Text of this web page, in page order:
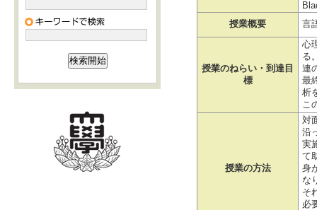
授業概要
言
授業のねらい・到達目
標
心
る
連
最
析
こ
授業の方法
対
沿
実
て
身
な
そ
必